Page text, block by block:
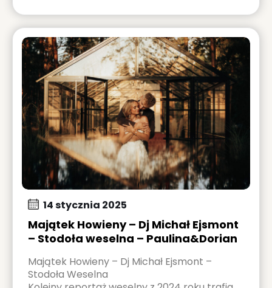
14 stycznia 2025
Majątek Howieny – Dj Michał Ejsmont
– Stodoła weselna – Paulina&Dorian
Majątek Howieny – Dj Michał Ejsmont –
Stodoła Weselna